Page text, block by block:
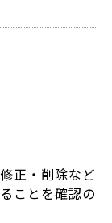
正・削除など
ことを確認の